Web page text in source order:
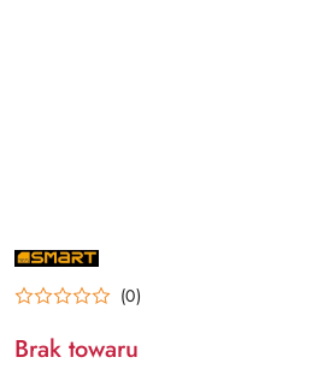
NAZWA
PRODUCENTA:
365
SMART (0)
Brak towaru